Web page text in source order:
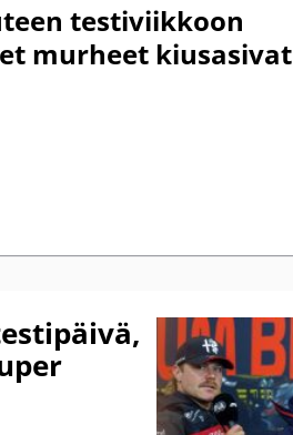
testiviikkoon
murheet kiusasivat